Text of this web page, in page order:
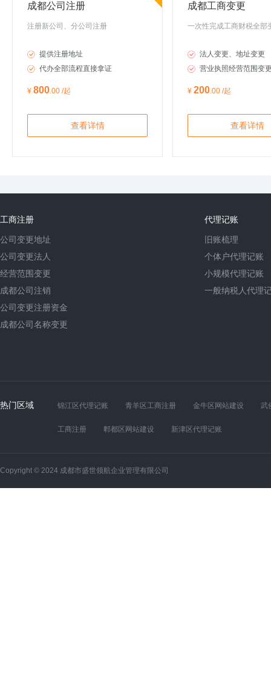
成都公司注册
注册新公司、分公司注册
提供注册地址
代办全部流程直接拿证
¥ 800.00 /起
查看详情
成都工商变更
一次性完成工商财税全部
法人变更、地址变更
营业执照经营范围变
¥ 200.00 /起
查看详情
工商注册
公司变更地址
公司变更法人
经营范围变更
成都公司注销
公司变更注册资金
成都公司名称变更
代理记账
旧账梳理
个体户代理记账
小规模代理记账
一般纳税人代理
热门区域 锦江区代理记账 青羊区工商注册 金牛区网站建设 武
工商注册 郫都区网站建设 新津区代理记账
Copyright © 2024 成都市盛世领航企业管理有限公司